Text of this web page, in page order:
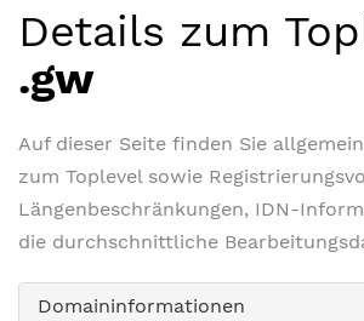
Details zum
.gw
Auf dieser Seite finden Sie
zum Toplevel sowie
Längenbeschränkungen, IDN-
die durchschnittliche
Domaininformationen